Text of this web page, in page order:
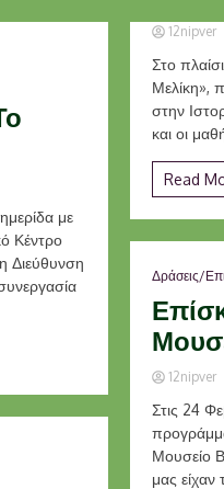
με
Κέντρο
Διεύθυνση
12nipver
Στο
Μελίκη»,
στην
και οι
Read
Δράσεις/
12nipver
Στις 24
Μουσείο
μας είχαν